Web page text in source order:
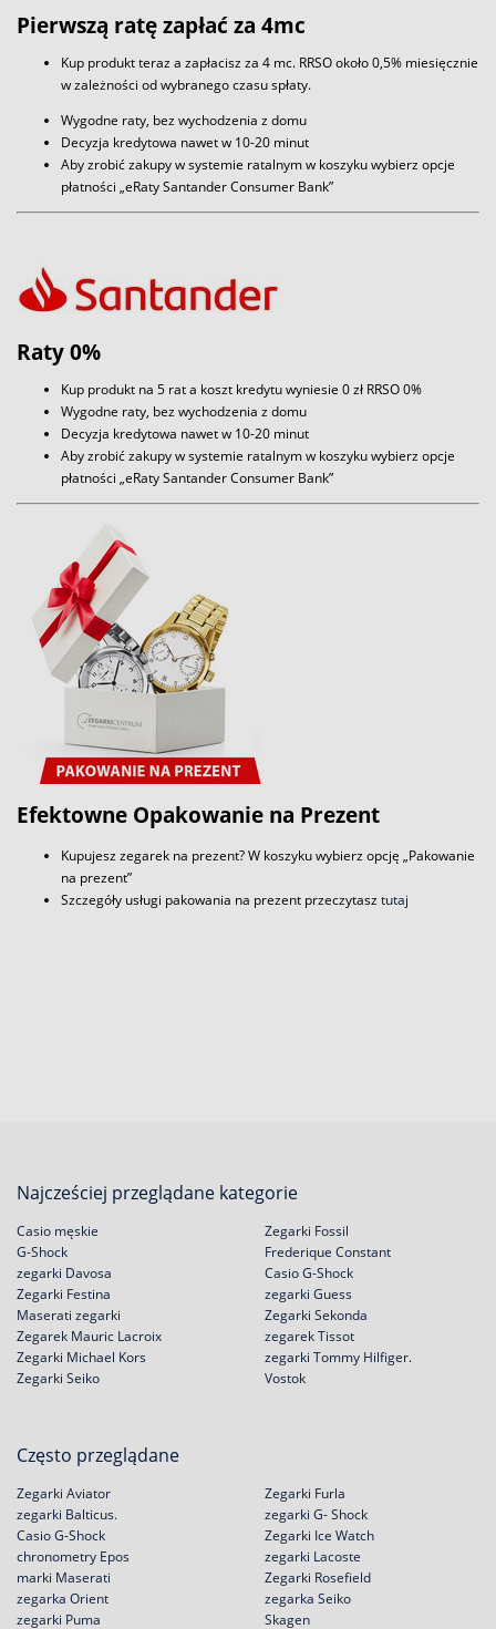
Pierwszą ratę zapłać za 4mc
Kup produkt teraz a zapłacisz za 4 mc. RRSO około 0,5% miesięcznie
w zależności od wybranego czasu spłaty.
Wygodne raty, bez wychodzenia z domu
Decyzja kredytowa nawet w 10-20 minut
Aby zrobić zakupy w systemie ratalnym w koszyku wybierz opcje
płatności „eRaty Santander Consumer Bank”
Raty 0%
Kup produkt na 5 rat a koszt kredytu wyniesie 0 zł RRSO 0%
Wygodne raty, bez wychodzenia z domu
Decyzja kredytowa nawet w 10-20 minut
Aby zrobić zakupy w systemie ratalnym w koszyku wybierz opcje
płatności „eRaty Santander Consumer Bank”
Efektowne Opakowanie na Prezent
Kupujesz zegarek na prezent? W koszyku wybierz opcję „Pakowanie
na prezent”
Szczegóły usługi pakowania na prezent przeczytasztutaj
Najcześciej przeglądane kategorie
Casio męskie
G-Shock
zegarki Davosa
Zegarki Festina
Zegarki Fossil
Frederique Constant
Casio G-Shock
zegarki Guess
Maserati zegarki
Zegarek Mauric Lacroix
Zegarki Michael Kors
Zegarki Seiko
Zegarki Sekonda
zegarek Tissot
zegarki Tommy Hilfiger.
Vostok
Często przeglądane
Zegarki Aviator
zegarki Balticus.
Casio G-Shock
chronometry Epos
Zegarki Furla
zegarki G- Shock
Zegarki Ice Watch
zegarki Lacoste
marki Maserati
zegarka Orient
zegarki Puma
Zegarki Rosefield
zegarka Seiko
Skagen